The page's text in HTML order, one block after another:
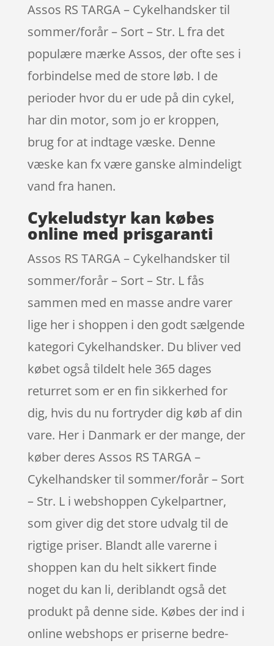
Assos RS TARGA – Cykelhandsker til
sommer/forår – Sort – Str. L fra det
populære mærke Assos, der ofte ses i
forbindelse med de store løb. I de
perioder hvor du er ude på din cykel,
har din motor, som jo er kroppen,
brug for at indtage væske. Denne
væske kan fx være ganske almindeligt
vand fra hanen.
Cykeludstyr kan købes
online med prisgaranti
Assos RS TARGA – Cykelhandsker til
sommer/forår – Sort – Str. L fås
sammen med en masse andre varer
lige her i shoppen i den godt sælgende
kategori Cykelhandsker. Du bliver ved
købet også tildelt hele 365 dages
returret som er en fin sikkerhed for
dig, hvis du nu fortryder dig køb af din
vare. Her i Danmark er der mange, der
køber deres Assos RS TARGA –
Cykelhandsker til sommer/forår – Sort
– Str. L i webshoppen Cykelpartner,
som giver dig det store udvalg til de
rigtige priser. Blandt alle varerne i
shoppen kan du helt sikkert finde
noget du kan li, deriblandt også det
produkt på denne side. Købes der ind i
online webshops er priserne bedre-